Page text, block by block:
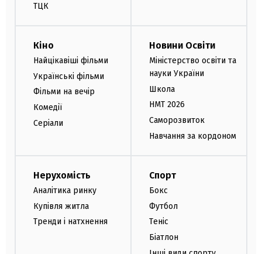
ТЦК
Кіно
Найцікавіші фільми
Українські фільми
Фільми на вечір
Комедії
Серіали
Новини Освіти
Міністерство освіти та
науки України
Школа
НМТ 2026
Саморозвиток
Навчання за кордоном
Нерухомість
Аналітика ринку
Купівля житла
Тренди і натхнення
Спорт
Бокс
Футбол
Теніс
Біатлон